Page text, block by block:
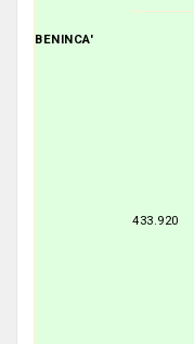
BENINCA'
433.920